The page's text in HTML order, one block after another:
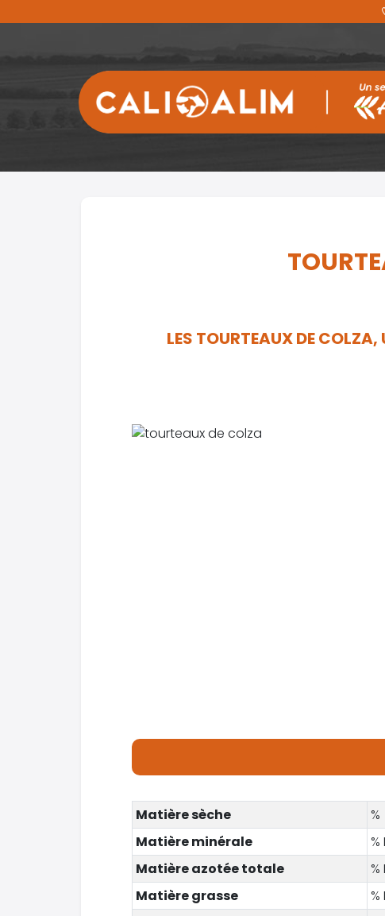
LES TOURTEAUX DE
Matière sèche %
Matière minérale
%
Matière azotée totale
%
Matière grasse
%